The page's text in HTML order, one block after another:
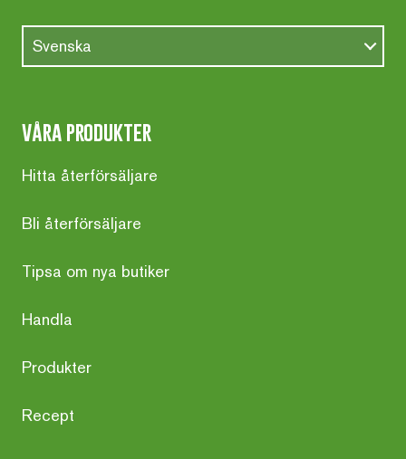
Svenska
våra produkter
Hitta återförsäljare
Bli återförsäljare
Tipsa om nya butiker
Handla
Produkter
Recept